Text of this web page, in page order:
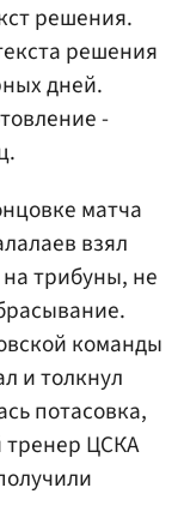
решения.
решения
дней.
-
матча
взял
трибуны, не
команды
и толкнул
потасовка,
тренер ЦСКА